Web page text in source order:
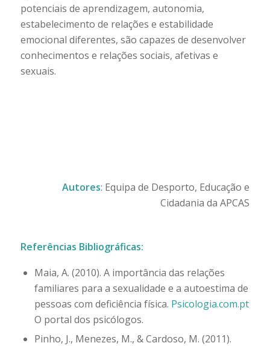
potenciais de aprendizagem, autonomia,
estabelecimento de relações e estabilidade
emocional diferentes, são capazes de desenvolver
conhecimentos e relações sociais, afetivas e
sexuais.
Autores: Equipa de Desporto, Educação e
Cidadania da APCAS
Referências Bibliográficas:
Maia, A. (2010). A importância das relações
familiares para a sexualidade e a autoestima de
pessoas com deficiência física. Psicologia.com.pt
O portal dos psicólogos.
Pinho, J., Menezes, M., & Cardoso, M. (2011).